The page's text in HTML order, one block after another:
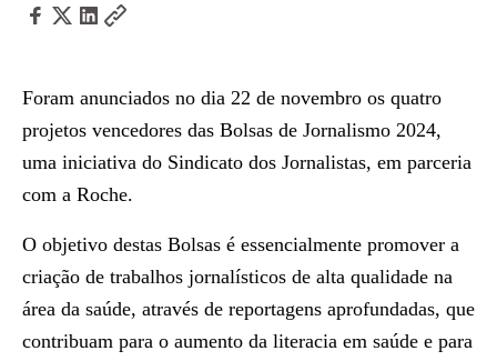
Foram anunciados no dia 22 de novembro os quatro
projetos vencedores das Bolsas de Jornalismo 2024,
uma iniciativa do Sindicato dos Jornalistas, em parceria
com a Roche.
O objetivo destas Bolsas é essencialmente promover a
criação de trabalhos jornalísticos de alta qualidade na
área da saúde, através de reportagens aprofundadas, que
contribuam para o aumento da literacia em saúde e para